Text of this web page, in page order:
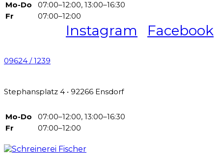
Mo-Do
07:00–12:00, 13:00–16:30
Fr
07:00–12:00
Instagram Facebook
09624 / 1239
Stephansplatz 4 • 92266 Ensdorf
Mo-Do
07:00–12:00, 13:00–16:30
Fr
07:00–12:00